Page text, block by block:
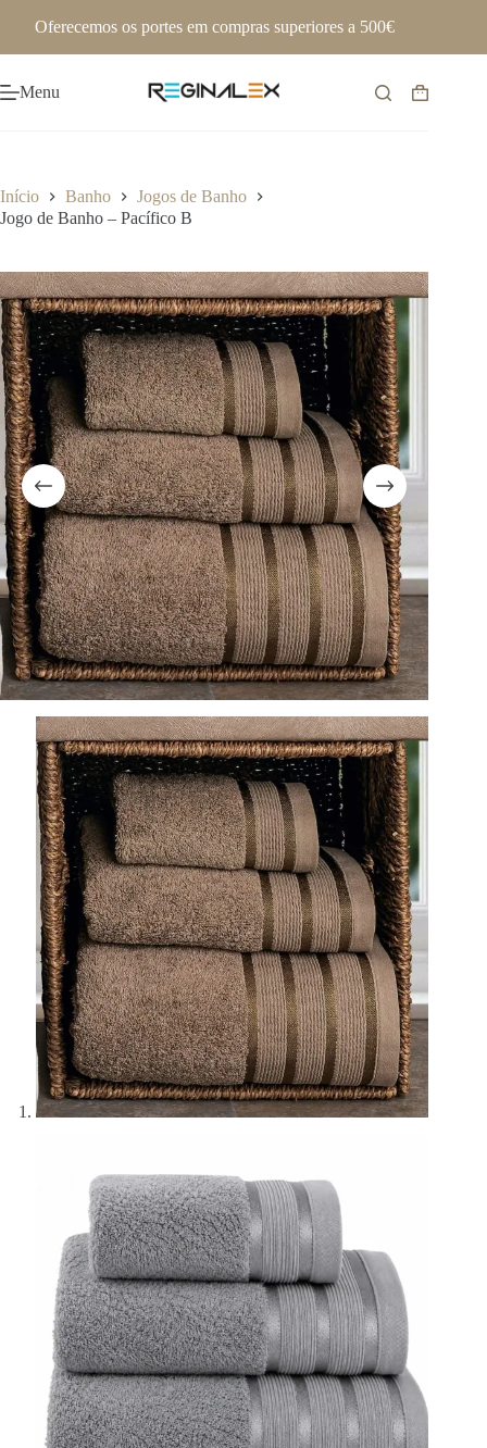
Oferecemos os portes em compras superiores a 500€
Menu
Carrinho
Início Banho
Jogos de Banho
Jogo de Banho – Pacífico B